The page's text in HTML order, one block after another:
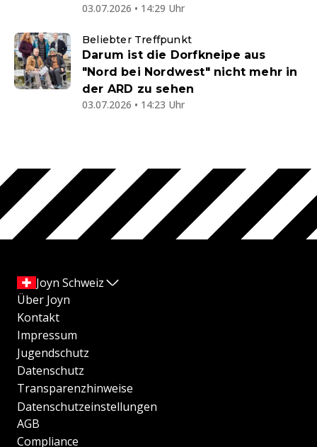
03.07.2026 • 14:29 Uhr
Beliebter Treffpunkt
Darum ist die Dorfkneipe aus
"Nord bei Nordwest" nicht mehr in
der ARD zu sehen
03.07.2026 • 14:23 Uhr
Joyn Schweiz
Über Joyn
Kontakt
Impressum
Jugendschutz
Datenschutz
Transparenzhinweise
Datenschutzeinstellungen
AGB
Compliance